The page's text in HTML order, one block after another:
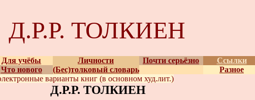
Д.Р.Р. ТОЛКИЕН
Для учёбы Личности Почти серьёзно
Ссылки
Что нового (Бес)толковый словарь
Разное
варианты книг (в основном худ.лит.)
Д.Р.Р. ТОЛКИЕН